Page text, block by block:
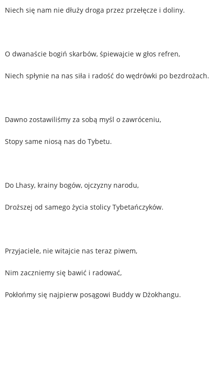
Niech się nam nie dłuży droga przez przełęcze i doliny.
O dwanaście bogiń skarbów, śpiewajcie w głos refren,
Niech spłynie na nas siła i radość do wędrówki po bezdrożach.
Dawno zostawiliśmy za sobą myśl o zawróceniu,
Stopy same niosą nas do Tybetu.
Do Lhasy, krainy bogów, ojczyzny narodu,
Droższej od samego życia stolicy Tybetańczyków.
Przyjaciele, nie witajcie nas teraz piwem,
Nim zaczniemy się bawić i radować,
Pokłońmy się najpierw posągowi Buddy w Dżokhangu.